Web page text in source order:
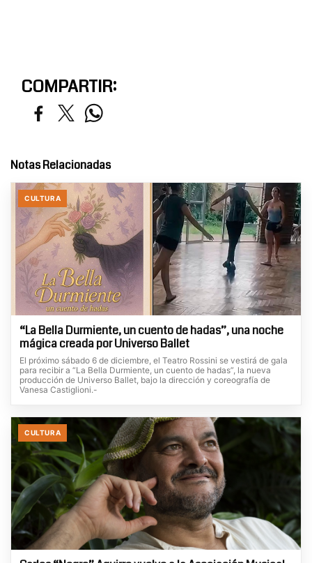
COMPARTIR:
Notas Relacionadas
CULTURA
“La Bella Durmiente, un cuento de hadas”, una noche
mágica creada por Universo Ballet
El próximo sábado 6 de diciembre, el Teatro Rossini se vestirá de gala
para recibir a “La Bella Durmiente, un cuento de hadas”, la nueva
producción de Universo Ballet, bajo la dirección y coreografía de
Vanesa Castiglioni.-
CULTURA